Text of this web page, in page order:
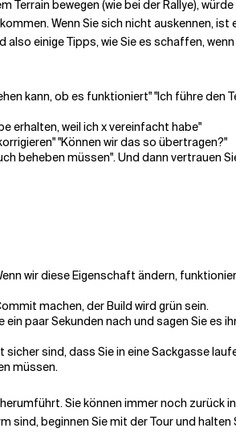
bewegen (wie bei der Rallye),
Wenn Sie sich nicht auskennen, ist
einige Tipps, wie Sie es schaffen,
kann, ob es funktioniert" "Ich führe den
erhalten, weil ich x vereinfacht habe"
"Können wir das so übertragen?"
beheben müssen". Und dann vertrauen
wir diese Eigenschaft ändern,
machen, der Build wird grün sein.
paar Sekunden nach und sagen Sie es
sind, dass Sie in eine Sackgasse
müssen.
Sie können immer noch zurück
sind, beginnen Sie mit der Tour und halten